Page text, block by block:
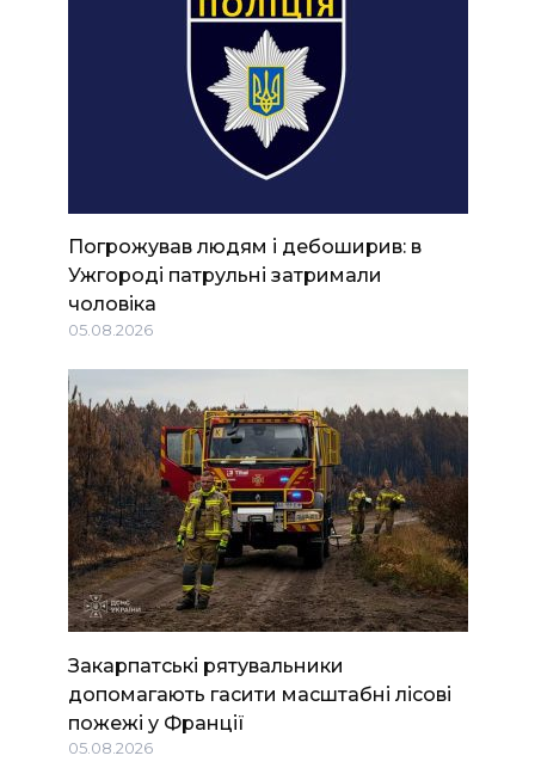
Погрожував людям і дебоширив: в
Ужгороді патрульні затримали
чоловіка
05.08.2026
Закарпатські рятувальники
допомагають гасити масштабні лісові
пожежі у Франції
05.08.2026